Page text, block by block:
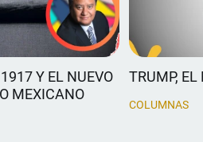
Y EL NUEVO
MEXICANO
TRUMP, EL
COLUMNAS